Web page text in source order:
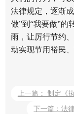
法律规定，逐渐
做”到“我要做”的
雨，让厉行节约
动实现节用裕民、
上一篇： 制定《
下一篇：法